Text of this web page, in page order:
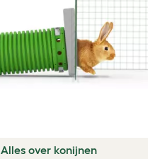
Alles over konijnen